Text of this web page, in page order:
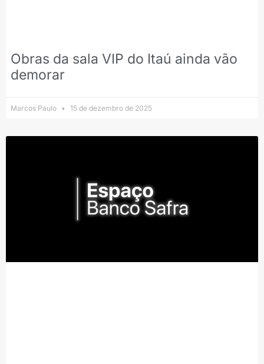
Obras da sala VIP do Itaú ainda vão
demorar
Marcos Paulo 15 de dezembro de 2025